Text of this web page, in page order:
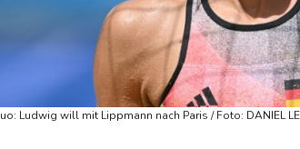
Ludwig will mit Lippmann nach Paris / Foto: DANIEL